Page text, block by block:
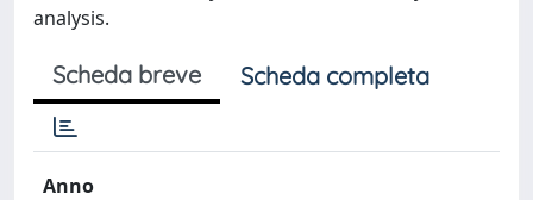
analysis.
Scheda breve Scheda completa
Anno